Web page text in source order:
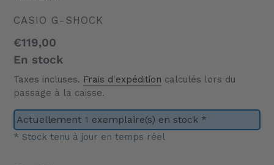
DISTRIBUTEUR
CASIO G-SHOCK
Prix
normal
€119,00
En stock
Taxes incluses. Frais d'expédition calculés lors du
passage à la caisse.
Actuellement 1 exemplaire(s) en stock *
* Stock tenu à jour en temps réel